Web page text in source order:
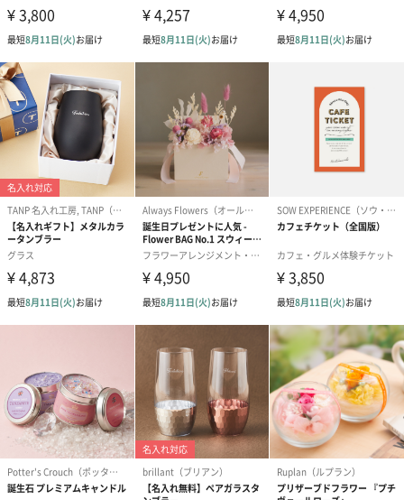
包装紙
ラッピングを施してお届けいたします。
ゴールド（390円） ピンク（390円） グリーン（
生花
※9-15時にご注文いただく場合、最短のお届け可能日が通常より
も1日遅くなります。